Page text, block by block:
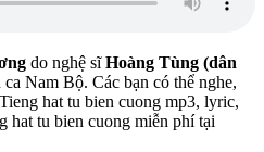
do nghệ sĩHoàng Tùng (dân
Nam Bộ. Các bạn có thể nghe,
hat tu bien cuong mp3, lyric,
hat tu bien cuong miễn phí tại